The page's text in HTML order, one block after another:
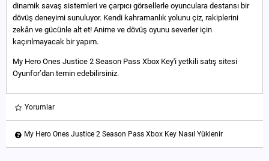
dinamik savaş sistemleri ve çarpıcı görsellerle oyunculara destansı bir
dövüş deneyimi sunuluyor. Kendi kahramanlık yolunu çiz, rakiplerini
zekân ve gücünle alt et! Anime ve dövüş oyunu severler için
kaçırılmayacak bir yapım.
My Hero Ones Justice 2 Season Pass Xbox Key'i yetkili satış sitesi
Oyunfor’dan temin edebilirsiniz.
Yorumlar
My Hero Ones Justice 2 Season Pass Xbox Key Nasıl Yüklenir